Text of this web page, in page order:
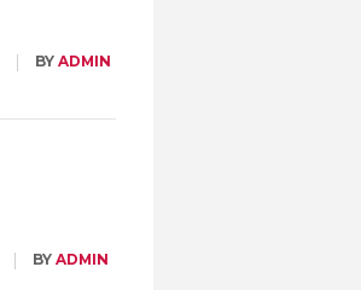
BY ADMIN
BY ADMIN